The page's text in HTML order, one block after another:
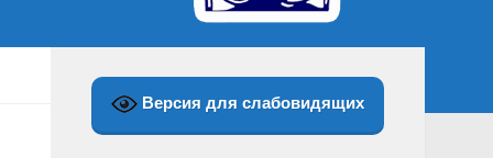
Версия для слабовидящих